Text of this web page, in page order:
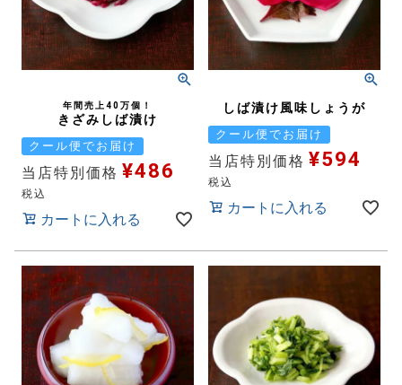
年間売上40万個！
きざみしば漬け
クール便でお届け
当店特別価格 ¥486
税込
カートに入れる
しば漬け風味しょうが
クール便でお届け
当店特別価格 ¥594
税込
カートに入れる